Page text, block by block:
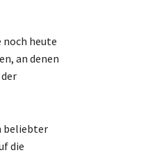
noch heute
an denen
beliebter
die